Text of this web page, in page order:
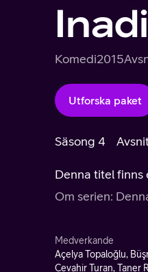
Komedi2015
Utforska paket
Säsong 4
Denna titel finns
Om serien:
Medverkande
Açelya Topaloğlu,
Cevahir Turan, Taner